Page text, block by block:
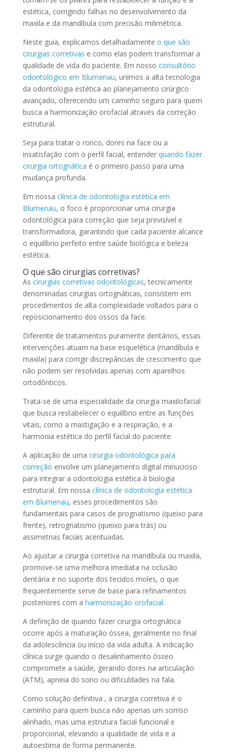
estética, corrigindo falhas no desenvolvimento da
maxila e da mandíbula com precisão milimétrica.
Neste guia, explicamos detalhadamente o que são
cirurgias corretivas e como elas podem transformar a
qualidade de vida do paciente. Em nosso consultório
odontológico em Blumenau, unimos a alta tecnologia
da odontologia estética ao planejamento cirúrgico
avançado, oferecendo um caminho seguro para quem
busca a harmonização orofacial através da correção
estrutural.
Seja para tratar o ronco, dores na face ou a
insatisfação com o perfil facial, entender quando fazer
cirurgia ortognática é o primeiro passo para uma
mudança profunda.
Em nossa clínica de odontologia estética em
Blumenau, o foco é proporcionar uma cirurgia
odontológica para correção que seja previsível e
transformadora, garantindo que cada paciente alcance
o equilíbrio perfeito entre saúde biológica e beleza
estética.
O que são cirurgias corretivas?
As cirurgias corretivas odontológicas, tecnicamente
denominadas cirurgias ortognáticas, consistem em
procedimentos de alta complexidade voltados para o
reposicionamento dos ossos da face.
Diferente de tratamentos puramente dentários, essas
intervenções atuam na base esquelética (mandíbula e
maxila) para corrigir discrepâncias de crescimento que
não podem ser resolvidas apenas com aparelhos
ortodônticos.
Trata-se de uma especialidade da cirurgia maxilofacial
que busca restabelecer o equilíbrio entre as funções
vitais, como a mastigação e a respiração, e a
harmonia estética do perfil facial do paciente.
A aplicação de uma cirurgia odontológica para
correção envolve um planejamento digital minucioso
para integrar a odontologia estética à biologia
estrutural. Em nossa clínica de odontologia estética
em Blumenau, esses procedimentos são
fundamentais para casos de prognatismo (queixo para
frente), retrognatismo (queixo para trás) ou
assimetrias faciais acentuadas.
Ao ajustar a cirurgia corretiva na mandíbula ou maxila,
promove-se uma melhora imediata na oclusão
dentária e no suporte dos tecidos moles, o que
frequentemente serve de base para refinamentos
posteriores com a harmonização orofacial.
A definição de quando fazer cirurgia ortognática
ocorre após a maturação óssea, geralmente no final
da adolescência ou início da vida adulta. A indicação
clínica surge quando o desalinhamento ósseo
compromete a saúde, gerando dores na articulação
(ATM), apneia do sono ou dificuldades na fala.
Como solução definitiva , a cirurgia corretiva é o
caminho para quem busca não apenas um sorriso
alinhado, mas uma estrutura facial funcional e
proporcional, elevando a qualidade de vida e a
autoestima de forma permanente.